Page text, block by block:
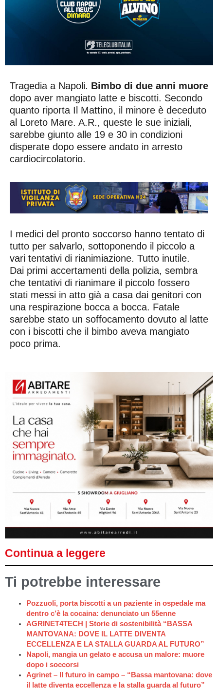
Tragedia a Napoli. Bimbo di due anni muore
dopo aver mangiato latte e biscotti. Secondo
quanto riporta Il Mattino, il minore è deceduto
al Loreto Mare. A.R., queste le sue iniziali,
sarebbe giunto alle 19 e 30 in condizioni
disperate dopo essere andato in arresto
cardiocircolatorio.
I medici del pronto soccorso hanno tentato di
tutto per salvarlo, sottoponendo il piccolo a
vari tentativi di rianimiazione. Tutto inutile.
Dai primi accertamenti della polizia, sembra
che tentativi di rianimare il piccolo fossero
stati messi in atto già a casa dai genitori con
una respirazione bocca a bocca. Fatale
sarebbe stato un soffocamento dovuto al latte
con i biscotti che il bimbo aveva mangiato
poco prima.
Continua a leggere
Ti potrebbe interessare
Pozzuoli, porta biscotti a un paziente in ospedale ma
dentro c’è la cocaina: denunciato un 55enne
AGRINET4TECH | Storie di sostenibilità “BASSA
MANTOVANA: DOVE IL LATTE DIVENTA
ECCELLENZA E LA STALLA GUARDA AL FUTURO”
Napoli, mangia un gelato e accusa un malore: muore
dopo i soccorsi
Agrinet – Il futuro in campo – “Bassa mantovana: dove
il latte diventa eccellenza e la stalla guarda al futuro”